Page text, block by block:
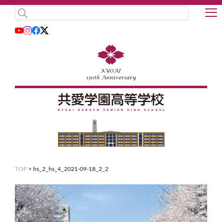
TOP > hs_2_hs_4_2021-09-18_2_2